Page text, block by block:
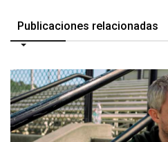
Publicaciones relacionadas